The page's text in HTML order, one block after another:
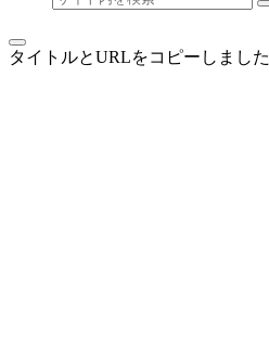
タイトルとURLをコピーしました